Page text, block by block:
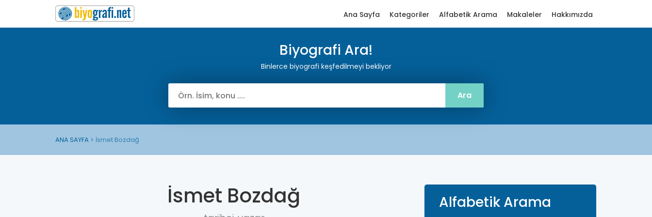
Ana Sayfa Kategoriler Alfabetik Arama Makaleler Hakkımızda
Biyografi Ara!
Binlerce biyografi keşfedilmeyi bekliyor
ANA SAYFA İsmet Bozdağ
İsmet Bozdağ Alfabetik Arama